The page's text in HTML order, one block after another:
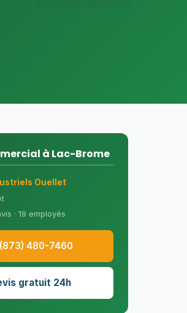
à Lac-Brome
Ouellet
· 19 employés
480-7460
gratuit 24h